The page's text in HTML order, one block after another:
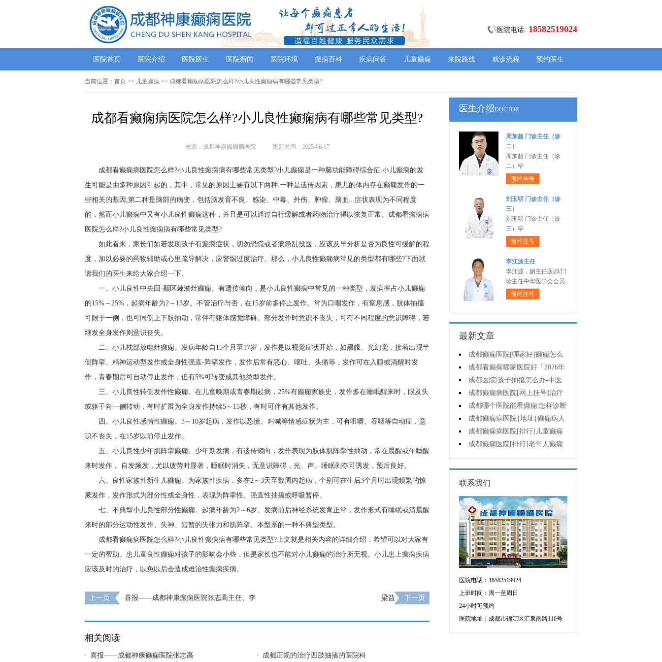
医院电话: 18582519024
医院首页 医院介绍 医院医生 医院新闻 医院环境 癫痫百科 疾病问答 儿童癫痫 来院路线 就诊流程 预约医生
当前位置： 首页 >> 儿童癫痫 >> 成都看癫痫病医院怎么样?小儿良性癫痫病有哪些常见类型?
成都看癫痫病医院怎么样?小儿良性癫痫病有哪些常见类型?
来源：成都神康癫痫病医院 更新时间：2025-06-17
成都看癫痫病医院怎么样?小儿良性癫痫病有哪些常见类型?小儿癫痫是一种脑功能障碍综合征.小儿癫痫的发
生可能是由多种原因引起的，其中，常见的原因主要有以下两种.一种是遗传因素，患儿的体内存在癫痫发作的一
些相关的基因;第二种是脑部的病变，包括脑发育不良、感染、中毒、外伤、肿瘤、脑血...症状表现为不同程度
的，然而小儿癫痫中又有小儿良性癫痫这种，并且是可以通过自行缓解或者药物治疗得以恢复正常。成都看癫痫病
医院怎么样?小儿良性癫痫病有哪些常见类型?
如此看来，家长们如若发现孩子有癫痫症状，切勿恐慌或者病急乱投医，应该及早分析是否为良性可缓解的程
度，加以必要的药物辅助或心里疏导解决，应警惕过度治疗。那么，小儿良性癫痫病常见的类型都有哪些?下面就
请我们的医生来给大家介绍一下。
一、小儿良性中央回-颞区棘波灶癫痫。有遗传倾向，是小儿良性癫痫中常见的一种类型，发病率占小儿癫痫
的15%～25%，起病年龄为2～13岁。不管治疗与否，在15岁前多停止发作。常为口咽发作，有窒息感，肢体抽搐
可限于一侧，也可同侧上下肢抽动，常伴有躯体感觉障碍。部分发作时意识不丧失，可有不同程度的意识障碍，若
继发全身发作则意识丧失。
二、小儿枕部放电灶癫痫。发病年龄自15个月至17岁，发作是以视觉症状开始，如黑朦、光幻觉，接着出现半
侧阵挛、精神运动型发作或全身性强直-阵挛发作，发作后常有恶心、呕吐、头痛等，发作可在入睡或清醒时发
作，青春期后可自动停止发作，但有5%可转变成其他类型发作。
三、小儿良性转侧发作性癫痫。在儿童晚期或青春期起病，25%有癫痫家族史，发作多在睡眠醒来时，眼及头
或躯干向一侧转动，有时扩展为全身发作持续5～15秒，有时可伴有其他发作。
四、小儿良性感情性癫痫。3～10岁起病，发作以恐慌、叫喊等情感症状为主，可有咀嚼、吞咽等自动症，意
识不丧失，在15岁以前停止发作。
五、小儿良性少年肌阵挛癫痫。少年期发病，有遗传倾向，发作表现为肢体肌阵挛性抽动，常在晨醒或午睡醒
来时发作， 自发频发，尤以疲劳时显著，睡眠时消失，无意识障碍，光、声、睡眠剥夺可诱发，预后良好。
六、良性家族性新生儿癫痫。为家族性疾病，多在2～3天至数周内起病，个别可在生后3个月时出现频繁的惊
厥发作，发作形式为部分性或全身性，表现为阵挛性、强直性抽搐或呼吸暂停。
七、不典型小儿良性部分性癫痫。起病年龄为2～6岁。发病前后神经系统发育正常，发作形式有睡眠或清晨醒
来时的部分运动性发作、失神、短暂的失张力和肌阵挛。本型系的一种不典型类型。
成都看癫痫病医院怎么样?小儿良性癫痫病有哪些常见类型?上文就是相关内容的详细介绍，希望可以对大家有
一定的帮助。患儿童良性癫痫对孩子的影响会小些，但是家长也不能对小儿癫痫的治疗所无视。小儿患上癫痫疾病
应该及时的治疗，以免以后会造成难治性癫痫疾病。
上一页
喜报——成都神康癫痫医院张志高主任、李
梁益 下一页
相关阅读
喜报——成都神康癫痫医院张志高 成都正规的治疗四肢抽搐的医院科
医生介绍DOCTOR
周加超 门诊主任（诊
二）
周加超 门诊主任（诊
二）毕
预约挂号
刘玉明 门诊主任（诊
三）
刘玉明 门诊主任（诊
三）毕
预约挂号
李江波主任
李江波，副主任医师/门
诊主任中华医学会会员
预约挂号
最新文章
成都癫痫医院[哪家好]癫痫怎么
治才有效?
成都看癫痫哪家医院好「2026年
度公布」癫痫病人适合参加哪些体
育活动?
成都医院|孩子抽搐怎么办-中医
怎么治疗癫痫呢?
成都癫痫病医院[网上挂号]治疗
癫痫要注意什么?
成都哪个医院能看癫痫|怎样诊断
癫痫?成都癫痫病医院{地址}癫痫病人
用药需注意什么?
成都癫痫病医院[排行]儿童癫痫
治疗注意什么?
成都癫痫医院[排行]老年人癫痫
的常见原因是什么?
联系我们
医院电话：18582519024
上班时间：周一至周日
24小时可预约
医院地址：成都市锦江区汇泉南路116号